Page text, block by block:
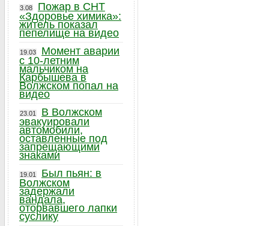
3.08
Пожар в СНТ
«Здоровье химика»:
житель показал
пепелище на видео
19.03
Момент аварии
с 10-летним
мальчиком на
Карбышева в
Волжском попал на
видео
23.01
В Волжском
эвакуировали
автомобили,
оставленные под
запрещающими
знаками
19.01
Был пьян: в
Волжском
задержали
вандала,
оторвавшего лапки
суслику